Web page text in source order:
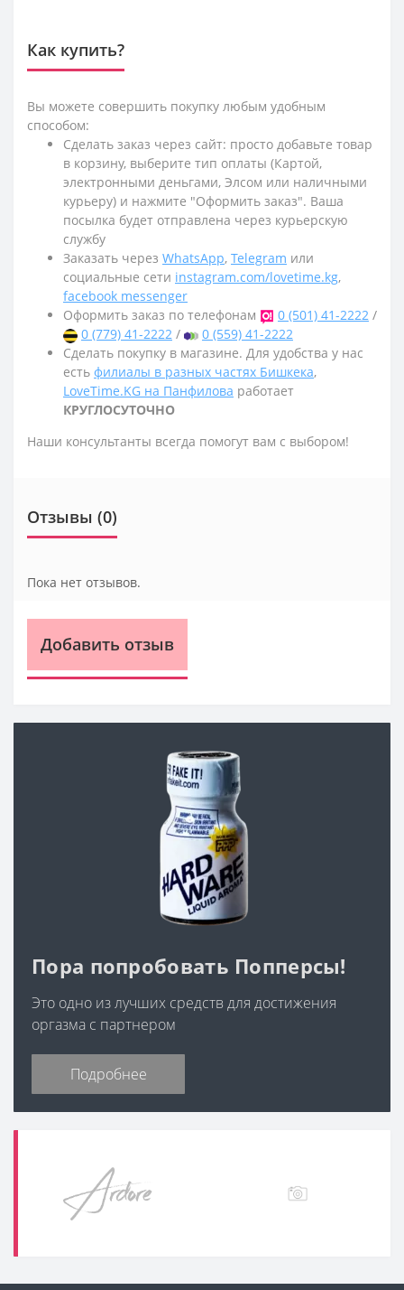
Как купить?
Вы можете совершить покупку любым удобным
способом:
Сделать заказ через сайт: просто добавьте товар
в корзину, выберите тип оплаты (Картой,
электронными деньгами, Элсом или наличными
курьеру) и нажмите "Оформить заказ". Ваша
посылка будет отправлена через курьерскую
службу
Заказать через WhatsApp, Telegram или
социальные сети instagram.com/lovetime.kg,
facebook messenger
Оформить заказ по телефонам
0 (501) 41-2222 /
0 (779) 41-2222 /
0 (559) 41-2222
Сделать покупку в магазине. Для удобства у нас
есть филиалы в разных частях Бишкека,
LoveTime.KG на Панфилова работает
КРУГЛОСУТОЧНО
Наши консультанты всегда помогут вам с выбором!
Отзывы (0)
Пока нет отзывов.
Добавить отзыв
Пора попробовать Попперсы!
Это одно из лучших средств для достижения
оргазма с партнером
Подробнее